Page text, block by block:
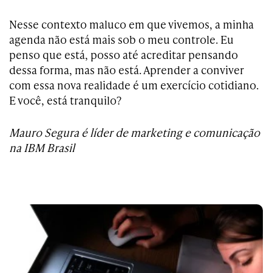
Nesse contexto maluco em que vivemos, a minha
agenda não está mais sob o meu controle. Eu
penso que está, posso até acreditar pensando
dessa forma, mas não está. Aprender a conviver
com essa nova realidade é um exercício cotidiano.
E você, está tranquilo?
Mauro Segura é líder de marketing e comunicação
na IBM Brasil